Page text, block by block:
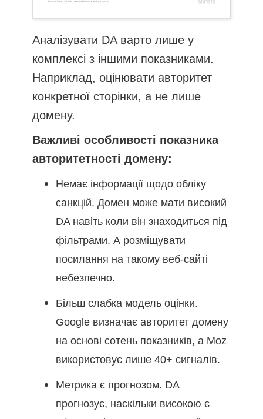
Аналізувати DA варто лише у
комплексі з іншими показниками.
Наприклад, оцінювати авторитет
конкретної сторінки, а не лише
домену.
Важливі особливості показника
авторитетності домену:
Немає інформації щодо обліку
санкцій. Домен може мати високий
DA навіть коли він знаходиться під
фільтрами. А розміщувати
посилання на такому веб-сайті
небезпечно.
Більш слабка модель оцінки.
Google визначає авторитет домену
на основі сотень показників, а Moz
використовує лише 40+ сигналів.
Метрика є прогнозом. DA
прогнозує, наскільки високою є